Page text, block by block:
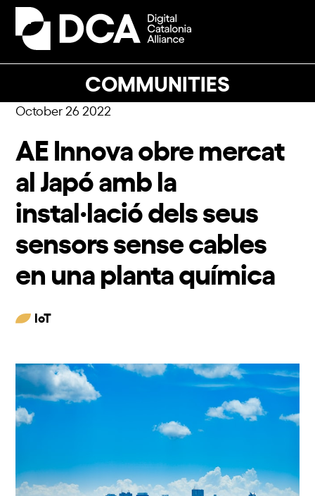
Skip
content
COMMUNITIES
Open
mobile
Close
mobile
October 26 2022
AE Innova obre mercat
al Japó amb la
instal·lació dels seus
sensors sense cables
en una planta química
IoT